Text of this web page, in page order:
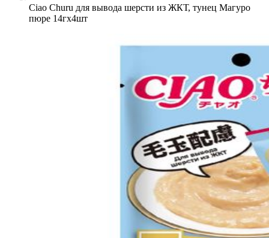
Ciao Churu для вывода шерсти из ЖКТ, тунец Магуро
пюре 14гх4шт